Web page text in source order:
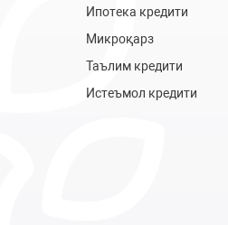
Ипотека кредити
Микроқарз
Таълим кредити
Истеъмол кредити